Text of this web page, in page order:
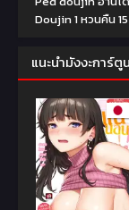
Doujin 1 หวนคืน
แนะนำมังงะการ์ตู